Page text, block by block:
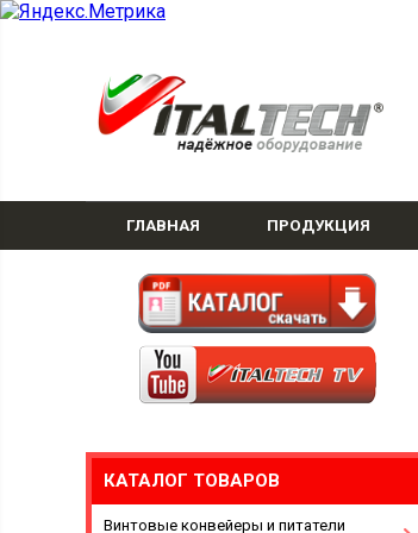
ГЛАВНАЯ ПРОДУКЦИЯ
КАТАЛОГ ТОВАРОВ
Винтовые конвейеры и питатели